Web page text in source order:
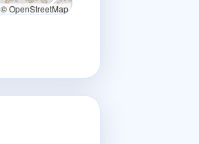
© OpenStreetMap